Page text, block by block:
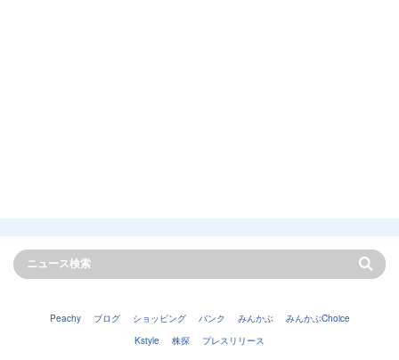
Peachy ブログ ショッピング バンク みんかぶ
みんかぶChoice
Kstyle
株探 プレスリリース